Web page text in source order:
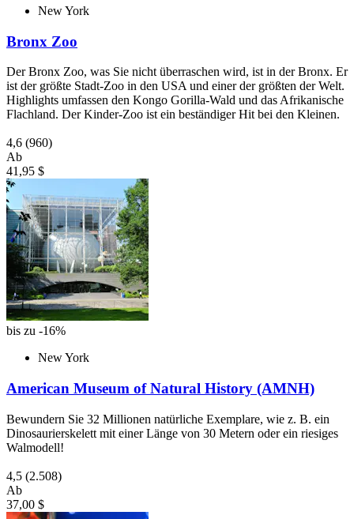
New York
Bronx Zoo
Der Bronx Zoo, was Sie nicht überraschen wird, ist in der Bronx. Er
ist der größte Stadt-Zoo in den USA und einer der größten der Welt.
Highlights umfassen den Kongo Gorilla-Wald und das Afrikanische
Flachland. Der Kinder-Zoo ist ein beständiger Hit bei den Kleinen.
4,6 (960)
Ab
41,95 $
bis zu -16%
New York
American Museum of Natural History (AMNH)
Bewundern Sie 32 Millionen natürliche Exemplare, wie z. B. ein
Dinosaurierskelett mit einer Länge von 30 Metern oder ein riesiges
Walmodell!
4,5 (2.508)
Ab
37,00 $